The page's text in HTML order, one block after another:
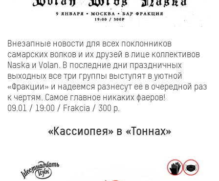
Внезапные новости для всех поклонников
самарских волков и их друзей в лице коллективов
Naska и Volan. В последние дни праздничных
выходных все три группы выступят в уютной
«Фракции» и надеемся разнесут ее в очередной раз
к чертям. Самое главное никаких фаеров!
09.01 / 19:00 / Frakcia / 300 р.
«Кассиопея» в «Тоннах»